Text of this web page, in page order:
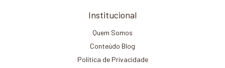
Institucional
Quem Somos
Conteúdo Blog
Política de Privacidade